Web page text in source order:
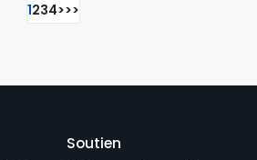
1234>>>
Soutien